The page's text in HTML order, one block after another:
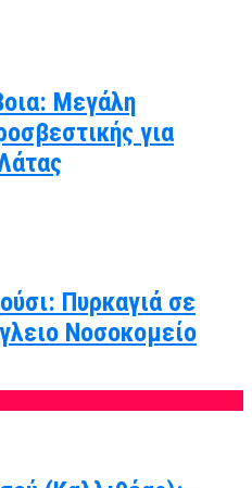
Μεγάλη
για
Πυρκαγιά σε
Νοσοκομείο